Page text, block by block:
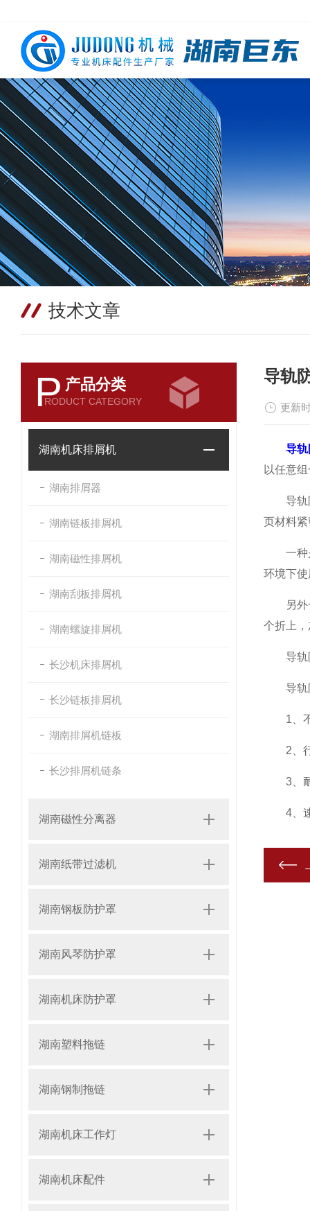
技术文章
P 产品分类
RODUCT CATEGORY
湖南机床排屑机
湖南排屑器
湖南链板排屑机
湖南磁性排屑机
湖南刮板排屑机
湖南螺旋排屑机
长沙机床排屑机
长沙链板排屑机
湖南排屑机链板
长沙排屑机链条
湖南磁性分离器
湖南纸带过滤机
湖南钢板防护罩
湖南风琴防护罩
湖南机床防护罩
湖南塑料拖链
湖南钢制拖链
湖南机床工作灯
湖南机床配件
导轨
更新
导
以任意
导轨防
页材料
一种是
环境下
另外一
个折上
导轨防
导轨
1、不
2、行
3、耐
4、速